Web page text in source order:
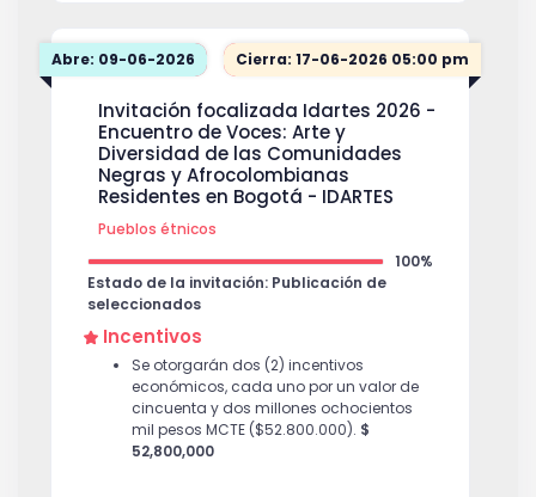
Abre: 09-06-2026 Cierra: 17-06-2026 05:00 pm
Invitación focalizada Idartes 2026 -
Encuentro de Voces: Arte y
Diversidad de las Comunidades
Negras y Afrocolombianas
Residentes en Bogotá - IDARTES
Pueblos étnicos
100%
Estado de la invitación: Publicación de
seleccionados
Incentivos
Se otorgarán dos (2) incentivos
económicos, cada uno por un valor de
cincuenta y dos millones ochocientos
mil pesos MCTE ($52.800.000). $
52,800,000